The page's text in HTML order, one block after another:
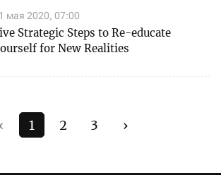
мая 2020, 07:00
Strategic Steps to Re-educate
for New Realities
‹ 1 2 3 ›